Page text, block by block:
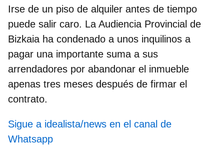
Irse de un piso de alquiler antes de tiempo
puede salir caro. La Audiencia Provincial de
Bizkaia ha condenado a unos inquilinos a
pagar una importante suma a sus
arrendadores por abandonar el inmueble
apenas tres meses después de firmar el
contrato.
Sigue a idealista/news en el canal de
Whatsapp